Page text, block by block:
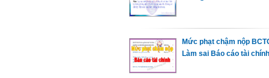
Mức phạt chậm nộp
Làm sai Báo cáo tài chính